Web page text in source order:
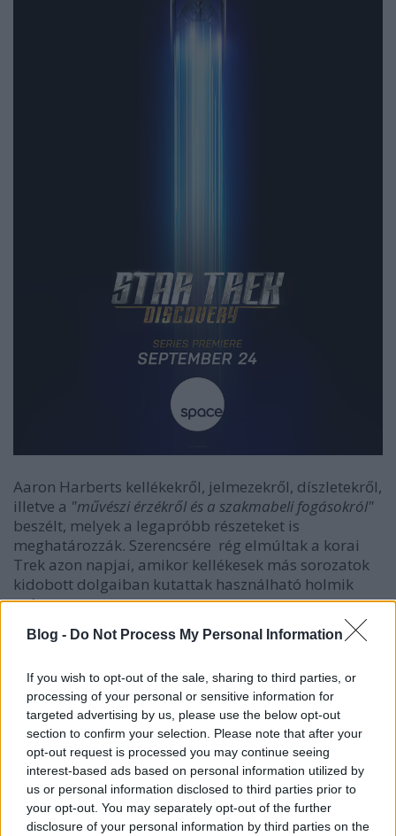
Blog - Do Not Process My Personal Information
If you wish to opt-out of the sale, sharing to third parties, or
processing of your personal or sensitive information for
targeted advertising by us, please use the below opt-out
section to confirm your selection. Please note that after your
opt-out request is processed you may continue seeing
interest-based ads based on personal information utilized by
us or personal information disclosed to third parties prior to
your opt-out. You may separately opt-out of the further
disclosure of your personal information by third parties on the
Aaron Harberts kellékekről, jelmezekről, díszletekről,
illetve a "művészi érzékről és a szakmabeli fogásokról"
beszélt, melyek a legapróbb részeteket is
meghatározzák. Szerencsére rég elmúltak a korai
Trek azon napjai, amikor kellékesek más sorozatok
kidobott dolgaiban kutattak használható holmik
után.
"Ezeket a dolgokat meg kell tervezni és
legyártani. A kosztümtervezőnk Svájcba
utazott a Csillagflotta uniformisok
anyagaiért. Az egyenruhák némely
kiegészítője 3D nyomtatással készült.
Néhány díszletünket akár hat hétig is
építették. A CBS elég időt és pénzt adott